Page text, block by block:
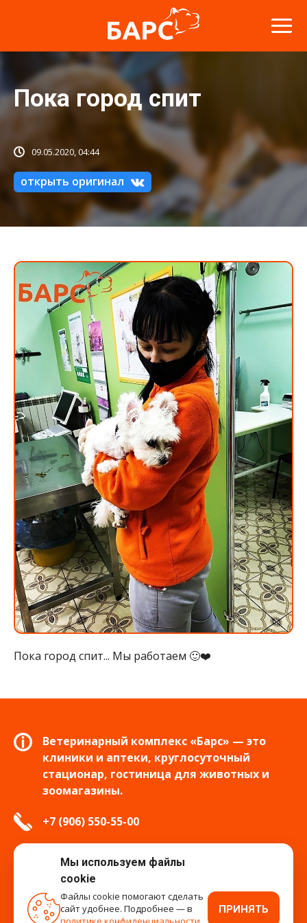
Пока город спит
09.05.2020, 04:44
открыть оригинал
Пока город спит... Мы работаем 🙂❤️
Ветеринарный комплекс «Барс» — это
клиники и аптеки, круглосуточный
стационар, гостиница для животных и
зоомагазины.
+7 (906) 550-55-00
info.tver@bars-vet.ru
время работы
Мы используем файлы
cookie
Файлы cookie помогают сделать
сайт удобнее. Подробнее — в
ПРИНЯТЬ